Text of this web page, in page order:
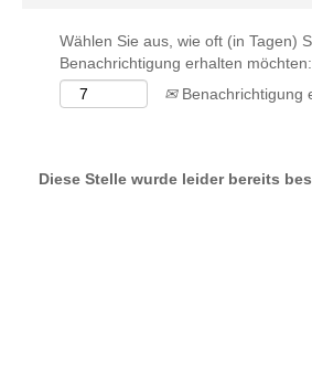
Wählen Sie aus, wie oft (in Tagen)
Benachrichtigung erhalten möchten:
Benachrichtigung
Diese Stelle wurde leider bereits